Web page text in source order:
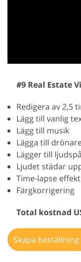
#9 Real Estate
Redigera av 2,5
Lägg till vanlig
Lägg till musik
Lägga till
Lägger till
Ljudet städar
Time-lapse effekt
Färgkorrigering
Total kostnad
Skapa beställning